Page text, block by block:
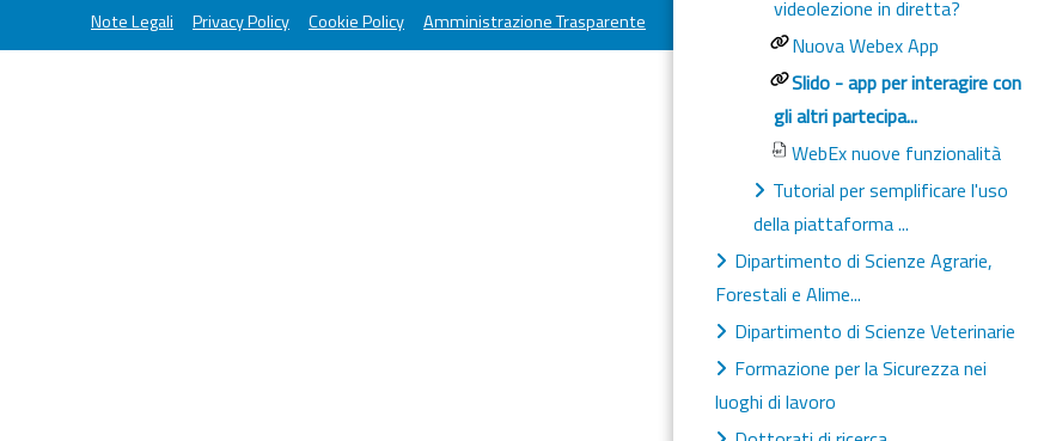
videolezione in diretta?
Nuova Webex App
Slido - app per interagire con
gli altri partecipa...
WebEx nuove funzionalità
Tutorial per semplificare l'uso
della piattaforma ...
Dipartimento di Scienze Agrarie,
Forestali e Alime...
Dipartimento di Scienze Veterinarie
Formazione per la Sicurezza nei
luoghi di lavoro
Note Legali Privacy Policy Cookie Policy Amministrazione Trasparente